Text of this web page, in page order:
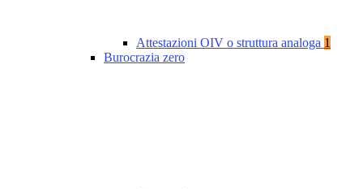
Attestazioni OIV o struttura analoga 1
Burocrazia zero